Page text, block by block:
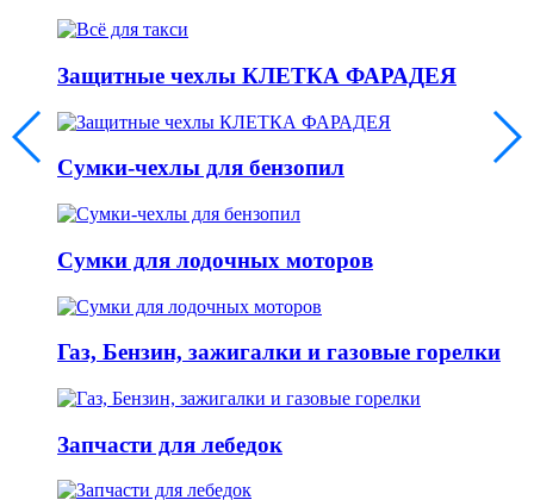
Защитные чехлы КЛЕТКА ФАРАДЕЯ
Сумки-чехлы для бензопил
Сумки для лодочных моторов
Газ, Бензин, зажигалки и газовые горелки
Запчасти для лебедок